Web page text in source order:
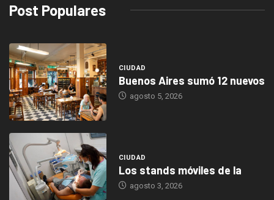
Post Populares
CIUDAD
Buenos Aires sumó 12 nuevos
agosto 5, 2026
CIUDAD
Los stands móviles de la
agosto 3, 2026